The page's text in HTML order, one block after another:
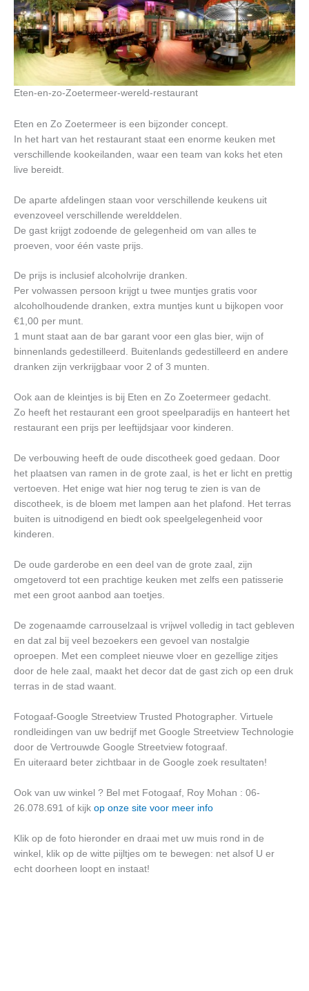
Eten-en-zo-Zoetermeer-wereld-restaurant
Eten en Zo Zoetermeer is een bijzonder concept.
In het hart van het restaurant staat een enorme keuken met
verschillende kookeilanden, waar een team van koks het eten
live bereidt.
De aparte afdelingen staan voor verschillende keukens uit
evenzoveel verschillende werelddelen.
De gast krijgt zodoende de gelegenheid om van alles te
proeven, voor één vaste prijs.
De prijs is inclusief alcoholvrije dranken.
Per volwassen persoon krijgt u twee muntjes gratis voor
alcoholhoudende dranken, extra muntjes kunt u bijkopen voor
€1,00 per munt.
1 munt staat aan de bar garant voor een glas bier, wijn of
binnenlands gedestilleerd. Buitenlands gedestilleerd en andere
dranken zijn verkrijgbaar voor 2 of 3 munten.
Ook aan de kleintjes is bij Eten en Zo Zoetermeer gedacht.
Zo heeft het restaurant een groot speelparadijs en hanteert het
restaurant een prijs per leeftijdsjaar voor kinderen.
De verbouwing heeft de oude discotheek goed gedaan. Door
het plaatsen van ramen in de grote zaal, is het er licht en prettig
vertoeven. Het enige wat hier nog terug te zien is van de
discotheek, is de bloem met lampen aan het plafond. Het terras
buiten is uitnodigend en biedt ook speelgelegenheid voor
kinderen.
De oude garderobe en een deel van de grote zaal, zijn
omgetoverd tot een prachtige keuken met zelfs een patisserie
met een groot aanbod aan toetjes.
De zogenaamde carrouselzaal is vrijwel volledig in tact gebleven
en dat zal bij veel bezoekers een gevoel van nostalgie
oproepen. Met een compleet nieuwe vloer en gezellige zitjes
door de hele zaal, maakt het decor dat de gast zich op een druk
terras in de stad waant.
Fotogaaf-Google Streetview Trusted Photographer. Virtuele
rondleidingen van uw bedrijf met Google Streetview Technologie
door de Vertrouwde Google Streetview fotograaf.
En uiteraard beter zichtbaar in de Google zoek resultaten!
Ook van uw winkel ? Bel met Fotogaaf, Roy Mohan : 06-
26.078.691 of kijk op onze site voor meer info
Klik op de foto hieronder en draai met uw muis rond in de
winkel, klik op de witte pijltjes om te bewegen: net alsof U er
echt doorheen loopt en instaat!